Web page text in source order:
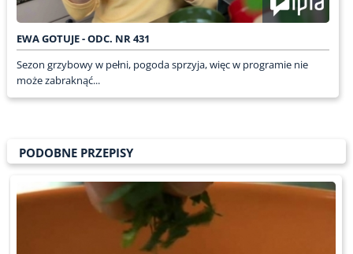
EWA GOTUJE - ODC. NR 431
Sezon grzybowy w pełni, pogoda sprzyja, więc w programie nie
może zabraknąć...
PODOBNE PRZEPISY